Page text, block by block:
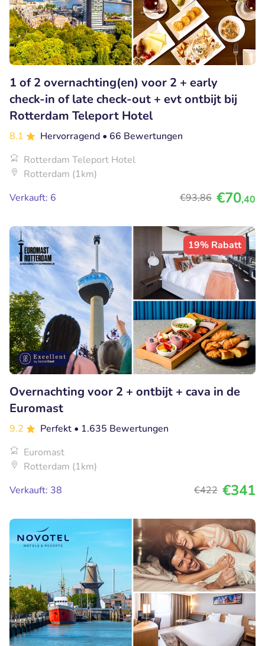
1 of 2 overnachting(en) voor 2 + early
check-in of late check-out + evt ontbijt bij
Rotterdam Teleport Hotel
8.1 Hervorragend • 66 Bewertungen
Rotterdam Teleport Hotel
Rotterdam (1km)
Verkauft: 6
€93,86 €70,40
19% Rabatt
Overnachting voor 2 + ontbijt + cava in de
Euromast
9.2 Perfekt • 1.635 Bewertungen
Euromast
Rotterdam (1km)
Verkauft: 38
€422 €341